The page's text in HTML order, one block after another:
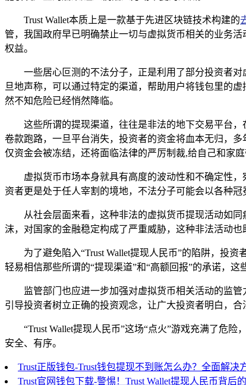
Trust Wallet本质上是一款基于先进区块链技术构建的
管，我国政府早已明确禁止一切与虚拟货币相关的业务
权益。
一些居心叵测的不法分子，正是利用了部分投资者
旦地声称，可以通过特定的渠道，帮助用户将钱包里的
然不知危险已经悄然降临。
这些所谓的提现渠道，往往是非法的地下交易平台
卷款跑路，一旦平台消失，投资者的资金将血本无归，
仅资金会被冻结，还将面临法律的严厉制裁,给自己和家庭
虚拟货币市场本身就具有高度的波动性和不确定性
资者更是处于任人宰割的境地，不法分子可能会以各种
从社会层面来看，这种非法的虚拟货币提现活动如
沫，对国家的金融稳定构成了严重威胁，这种非法活动
为了避免陷入“Trust Wallet提现人民币”的陷阱，投
轻易相信那些所谓的“提现渠道”和“高额回报”的承诺，
监管部门也应进一步加强对虚拟货币相关活动的监
引导投资者树立正确的投资观念，让广大投资者明白，
“Trust Wallet提现人民币”这场“点火”游戏充满了危
安全、有序。
Trust正版钱包-Trust钱包提现不到账怎么办？全面解决
Trust官网钱包下载-警惕！Trust Wallet提现人民币背后